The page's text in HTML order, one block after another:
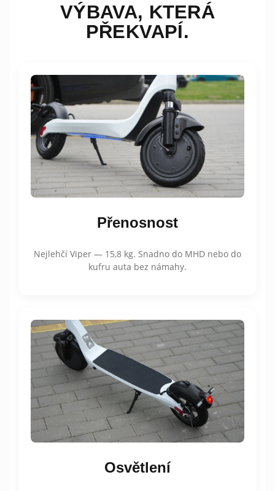
VÝBAVA, KTERÁ
PŘEKVAPÍ.
Přenosnost
Nejlehčí Viper — 15,8 kg. Snadno do MHD nebo do
kufru auta bez námahy.
Osvětlení